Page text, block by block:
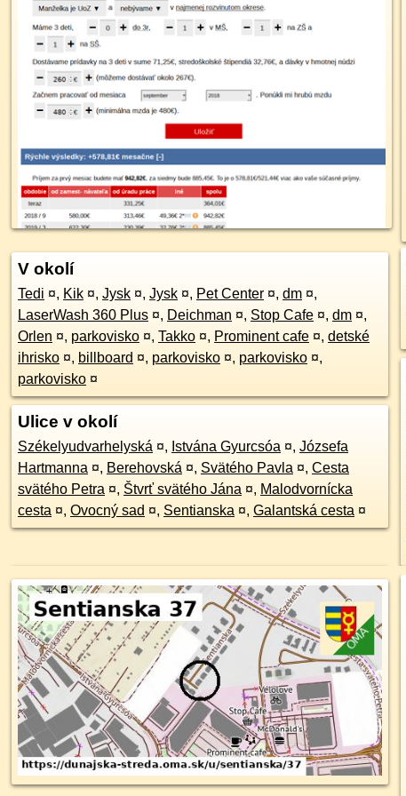
V okolí
Tedi ¤, Kik ¤, Jysk ¤, Jysk ¤, Pet Center ¤, dm ¤,
LaserWash 360 Plus ¤, Deichman ¤, Stop Cafe ¤, dm ¤,
Orlen ¤, parkovisko ¤, Takko ¤, Prominent cafe ¤, detské
ihrisko ¤, billboard ¤, parkovisko ¤, parkovisko ¤,
parkovisko ¤
Ulice v okolí
Székelyudvarhelyská ¤, Istvána Gyurcsóa ¤, Józsefa
Hartmanna ¤, Berehovská ¤, Svätého Pavla ¤, Cesta
svätého Petra ¤, Štvrť svätého Jána ¤, Malodvornícka
cesta ¤, Ovocný sad ¤, Sentianska ¤, Galantská cesta ¤